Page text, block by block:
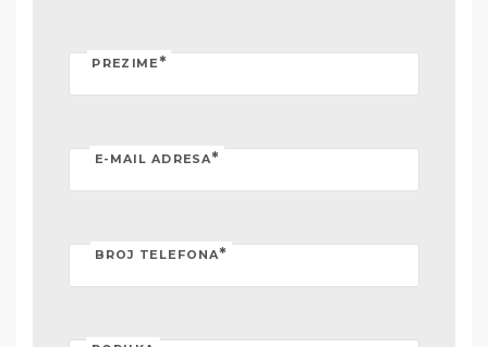
PREZIME *
E-MAIL ADRESA*
BROJ TELEFONA*